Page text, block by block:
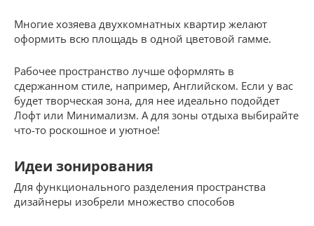
Многие хозяева двухкомнатных квартир желают
оформить всю площадь в одной цветовой гамме.
Рабочее пространство лучше оформлять в
сдержанном стиле, например, Английском. Если у вас
будет творческая зона, для нее идеально подойдет
Лофт или Минимализм. А для зоны отдыха выбирайте
что-то роскошное и уютное!
Идеи зонирования
Для функционального разделения пространства
дизайнеры изобрели множество способов